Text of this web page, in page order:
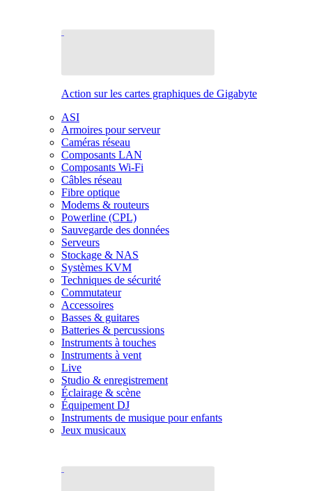
Action sur les cartes graphiques de Gigabyte
ASI
Armoires pour serveur
Caméras réseau
Composants LAN
Composants Wi-Fi
Câbles réseau
Fibre optique
Modems & routeurs
Powerline (CPL)
Sauvegarde des données
Serveurs
Stockage & NAS
Systèmes KVM
Techniques de sécurité
Commutateur
Accessoires
Basses & guitares
Batteries & percussions
Instruments à touches
Instruments à vent
Live
Studio & enregistrement
Éclairage & scène
Équipement DJ
Instruments de musique pour enfants
Jeux musicaux